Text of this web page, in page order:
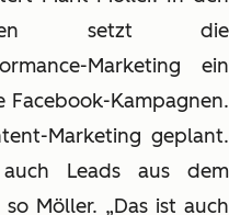
setzt die
Marketing ein
Facebook-Kampagnen.
Marketing geplant.
Leads aus dem
Möller. „Das ist auch